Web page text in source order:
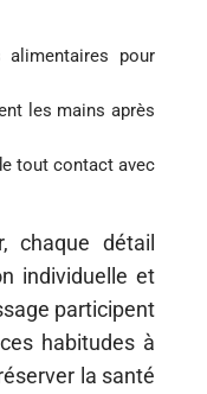
alimentaires pour
les mains après
tout contact avec
chaque détail
individuelle et
participent
habitudes à
la santé